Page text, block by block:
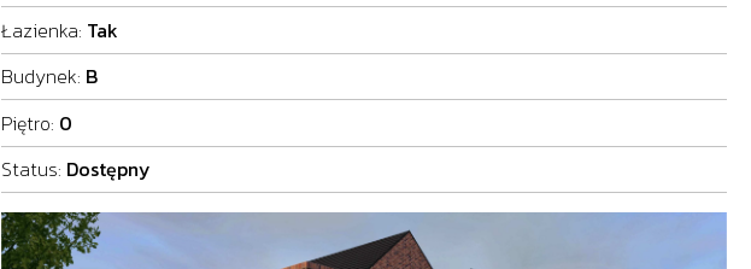
Łazienka: Tak
Budynek: B
Piętro: 0
Status: Dostępny